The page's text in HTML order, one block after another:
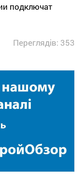
подключат
Переглядів: 353